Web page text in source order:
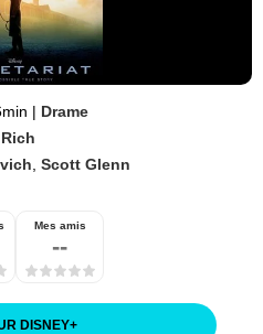
| Drame
Scott Glenn
Mes amis
--
DISNEY+